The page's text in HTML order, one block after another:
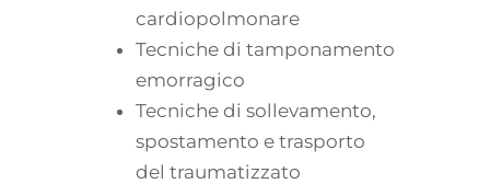
cardiopolmonare
Tecniche di tamponamento
emorragico
Tecniche di sollevamento,
spostamento e trasporto
del traumatizzato